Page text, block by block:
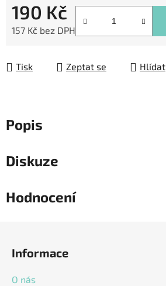
190 Kč
157 Kč bez DPH
Tisk Zeptat se Hlídat
Popis
Diskuze
Hodnocení
Informace
O nás